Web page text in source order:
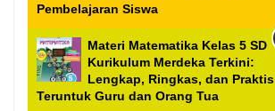
Pembelajaran Siswa
Materi Matematika Kelas 5 SD
Kurikulum Merdeka Terkini:
Lengkap, Ringkas, dan Praktis
Teruntuk Guru dan Orang Tua